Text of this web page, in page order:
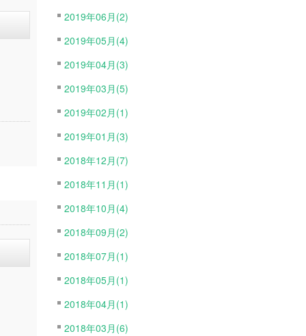
2019年06月(2)
2019年05月(4)
2019年04月(3)
2019年03月(5)
2019年02月(1)
2019年01月(3)
2018年12月(7)
2018年11月(1)
2018年10月(4)
2018年09月(2)
2018年07月(1)
2018年05月(1)
2018年04月(1)
2018年03月(6)